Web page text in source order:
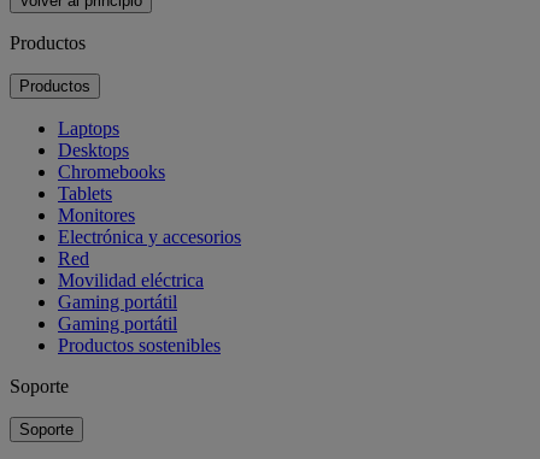
Productos
Productos
Laptops
Desktops
Chromebooks
Tablets
Monitores
Electrónica y accesorios
Red
Movilidad eléctrica
Gaming portátil
Gaming portátil
Productos sostenibles
Soporte
Soporte